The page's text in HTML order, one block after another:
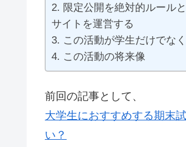
限定公開を絶対的ルール
サイトを運営する
この活動が学生だけでな
この活動の将来像
前回の記事として、
大学生におすすめする期末
い？